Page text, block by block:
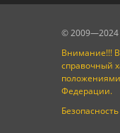
© 2009—2024
Внимание!!!
справочный
положениями
Федерации.
Безопасность